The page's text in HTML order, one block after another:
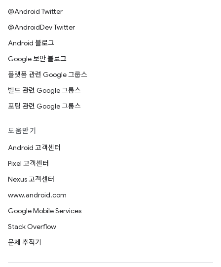
@Android Twitter
@AndroidDev Twitter
Android 블로그
Google 보안 블로그
플랫폼 관련 Google 그룹스
빌드 관련 Google 그룹스
포팅 관련 Google 그룹스
도움받기
Android 고객센터
Pixel 고객센터
Nexus 고객센터
www.android.com
Google Mobile Services
Stack Overflow
문제 추적기